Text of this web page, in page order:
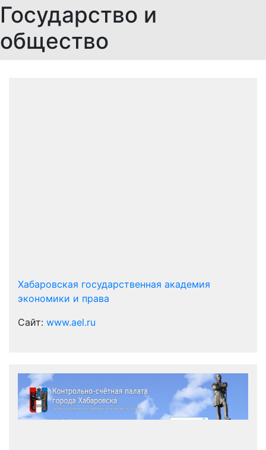
Государство и
общество
Хабаровская государственная академия
экономики и права
Сайт: www.ael.ru